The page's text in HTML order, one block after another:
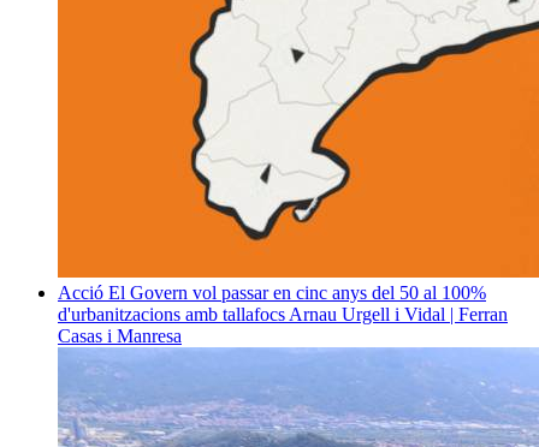
Acció El Govern vol passar en cinc anys del 50 al 100%
d'urbanitzacions amb tallafocs Arnau Urgell i Vidal | Ferran
Casas i Manresa